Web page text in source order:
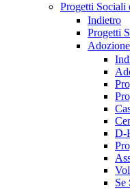
Progetti Sociali
Indietro
Progetti
D-
Se